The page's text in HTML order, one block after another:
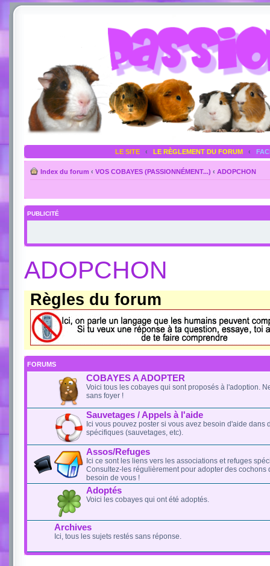
LE SITE ‹ LE RÈGLEMENT DU FORUM ‹
Index du forum ‹ VOS COBAYES (PASSIONNÉMENT...) ‹ ADOPCHON
PUBLICITÉ
ADOPCHON
Règles du forum
FORUMS
COBAYES A ADOPTER
Voici tous les cobayes qui sont proposés à l'adoption.
sans foyer !
Sauvetages / Appels à l'aide
Ici vous pouvez poster si vous avez besoin d'aide dans
spécifiques (sauvetages, etc).
Assos/Refuges
Ici ce sont les liens vers les associations et refuges
Consultez-les régulièrement pour adopter des cochons
besoin de vous !
Adoptés
Voici les cobayes qui ont été adoptés.
Archives
Ici, tous les sujets restés sans réponse.